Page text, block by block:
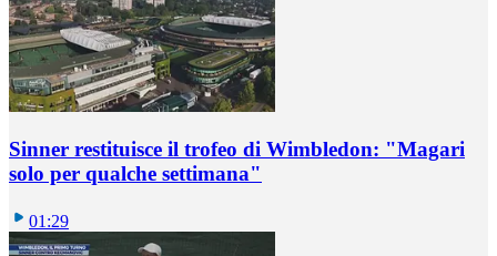
Sinner restituisce il trofeo di Wimbledon: "Magari
solo per qualche settimana"
01:29